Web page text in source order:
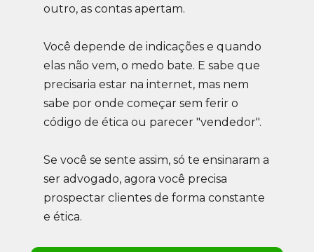
outro, as contas apertam.
Você depende de indicações e quando
elas não vem, o medo bate. E sabe que
precisaria estar na internet, mas nem
sabe por onde começar sem ferir o
código de ética ou parecer "vendedor".
Se você se sente assim, só te ensinaram a
ser advogado, agora você precisa
prospectar clientes de forma constante
e ética.